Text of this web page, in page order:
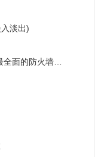
淡出)